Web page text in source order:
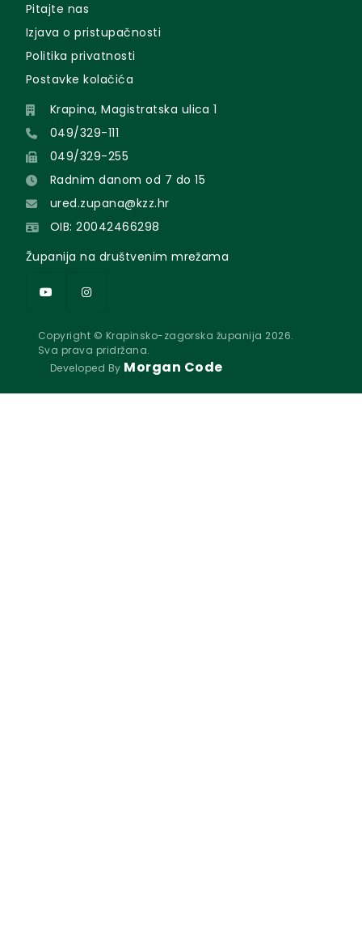
Pitajte nas
Izjava o pristupačnosti
Politika privatnosti
Postavke kolačića
Krapina, Magistratska ulica 1
049/329-111
049/329-255
Radnim danom od 7 do 15
ured.zupana@kzz.hr
OIB: 20042466298
Županija na društvenim mrežama
Copyright © Krapinsko-zagorska županija 2026.
Sva prava pridržana.
Developed By Morgan Code